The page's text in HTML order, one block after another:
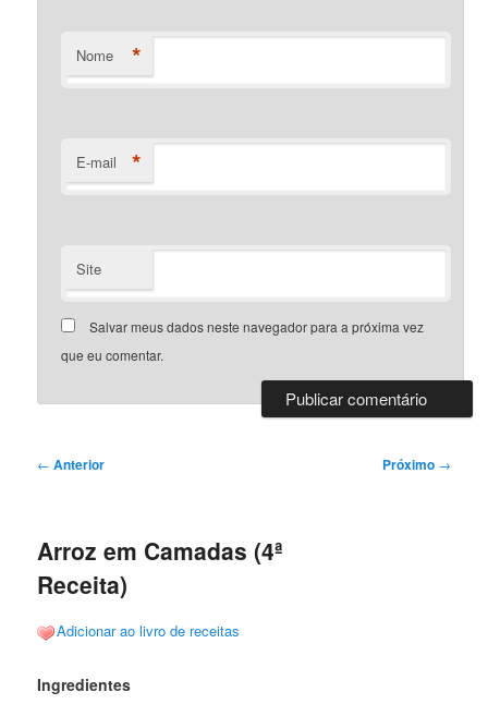
Nome *
E-mail *
Site
Salvar meus dados neste navegador para a próxima vez
que eu comentar.
Navegação
← Anterior Próximo →
Arroz em Camadas (4ª
Receita)
Adicionar ao livro de receitas
Ingredientes